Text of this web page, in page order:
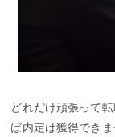
どれだけ頑張って
ば内定は獲得できま